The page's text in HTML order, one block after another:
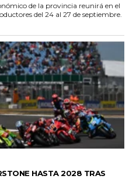
de la provincia reunirá en el
del 24 al 27 de septiembre.
HASTA 2028 TRAS